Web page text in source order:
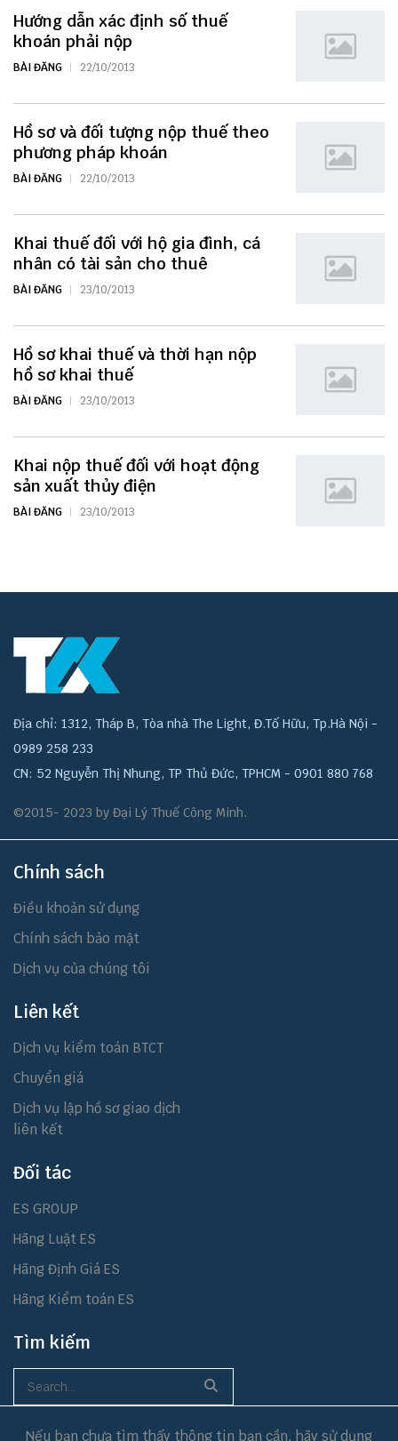
Hướng dẫn xác định số thuế
khoán phải nộp
BÀI ĐĂNG 22/10/2013
Hồ sơ và đối tượng nộp thuế theo
phương pháp khoán
BÀI ĐĂNG 22/10/2013
Khai thuế đối với hộ gia đình, cá
nhân có tài sản cho thuê
BÀI ĐĂNG 23/10/2013
Hồ sơ khai thuế và thời hạn nộp
hồ sơ khai thuế
BÀI ĐĂNG 23/10/2013
Khai nộp thuế đối với hoạt động
sản xuất thủy điện
BÀI ĐĂNG 23/10/2013
Địa chỉ: 1312, Tháp B, Tòa nhà The Light, Đ.Tố Hữu, Tp.Hà Nội -
0989 258 233
CN: 52 Nguyễn Thị Nhung, TP Thủ Đức, TPHCM - 0901 880 768
©2015- 2023 by Đại Lý Thuế Công Minh.
Chính sách
Điều khoản sử dụng
Chính sách bảo mật
Dịch vụ của chúng tôi
Liên kết
Dịch vụ kiểm toán BTCT
Chuyển giá
Dịch vụ lập hồ sơ giao dịch
liên kết
Đối tác
ES GROUP
Hãng Luật ES
Hãng Định Giá ES
Hãng Kiểm toán ES
Tìm kiếm
Nếu bạn chưa tìm thấy thông tin bạn cần, hãy sử dụng